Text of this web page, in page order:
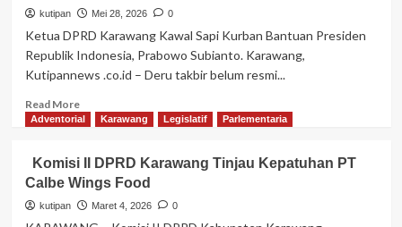
Kritis
Jatisari
Kini
Hadirkan
Layanan
Urologi
kutipan Mei 28, 2026 0
Ketua DPRD Karawang Kawal Sapi Kurban Bantuan Presiden
Republik Indonesia, Prabowo Subianto. Karawang,
Kutipannews .co.id – Deru takbir belum resmi...
Read MoreRead
more
Kurban
Presiden
Tiba
di
Adventorial Karawang Legislatif Parlementaria
Komisi II DPRD Karawang Tinjau Kepatuhan PT
Calbe Wings Food
kutipan Maret 4, 2026 0